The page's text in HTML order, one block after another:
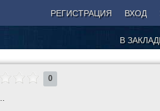
РЕГИСТРАЦИЯ ВХОД
В
0